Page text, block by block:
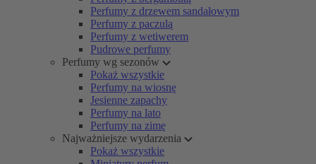
Perfumy z drzewem sandałowym
Perfumy z paczulą
Perfumy z wetiwerem
Pudrowe perfumy
Perfumy wg sezonów
Pokaż wszystkie
Perfumy na wiosnę
Jesienne zapachy
Perfumy na lato
Perfumy na zimę
Najważniejsze wydarzenia
Pokaż wszystkie